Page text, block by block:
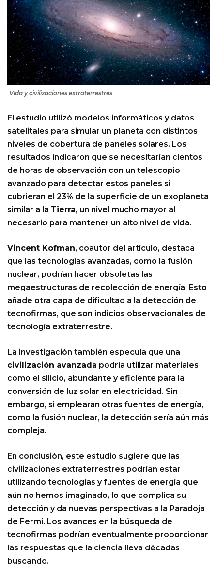
Vida y civilizaciones extraterrestres
El estudio utilizó modelos informáticos y datos
satelitales para simular un planeta con distintos
niveles de cobertura de paneles solares. Los
resultados indicaron que se necesitarían cientos
de horas de observación con un telescopio
avanzado para detectar estos paneles si
cubrieran el 23% de la superficie de un exoplaneta
similar a la Tierra, un nivel mucho mayor al
necesario para mantener un alto nivel de vida.
Vincent Kofman, coautor del artículo, destaca
que las tecnologías avanzadas, como la fusión
nuclear, podrían hacer obsoletas las
megaestructuras de recolección de energía. Esto
añade otra capa de dificultad a la detección de
tecnofirmas, que son indicios observacionales de
tecnología extraterrestre.
La investigación también especula que una
civilización avanzada podría utilizar materiales
como el silicio, abundante y eficiente para la
conversión de luz solar en electricidad. Sin
embargo, si emplearan otras fuentes de energía,
como la fusión nuclear, la detección sería aún más
compleja.
En conclusión, este estudio sugiere que las
civilizaciones extraterrestres podrían estar
utilizando tecnologías y fuentes de energía que
aún no hemos imaginado, lo que complica su
detección y da nuevas perspectivas a la Paradoja
de Fermi. Los avances en la búsqueda de
tecnofirmas podrían eventualmente proporcionar
las respuestas que la ciencia lleva décadas
buscando.